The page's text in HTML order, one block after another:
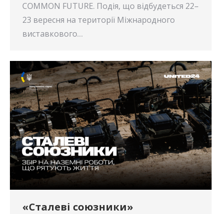
COMMON FUTURE. Подія, що відбудеться 22–
23 вересня на території Міжнародного
виставкового…
«Сталеві союзники»